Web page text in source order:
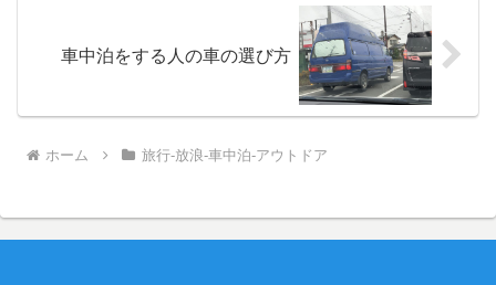
車中泊をする人の車の選び方
ホーム 旅行-放浪-車中泊-アウトドア